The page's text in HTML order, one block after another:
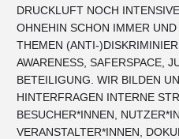
DRUCKLUFT NOCH
OHNEHIN SCHON IMMER
THEMEN (ANTI-
AWARENESS, SAFERSPACE,
BETEILIGUNG. WIR BILDEN
HINTERFRAGEN INTERNE
BESUCHER*INNEN,
VERANSTALTER*INNEN,